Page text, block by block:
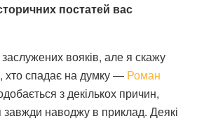
постатей вас
вояків, але я скажу
хто спадає на думку — Роман
з декількох причин,
наводжу в приклад. Деякі